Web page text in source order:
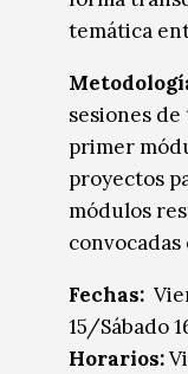
temática
sesiones
primer
proyectos
módulos
Fechas:
15/Sábado
Horarios: